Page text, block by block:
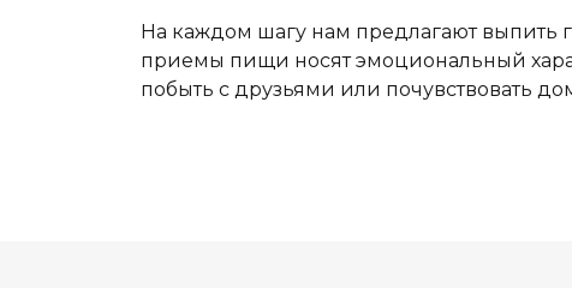
На каждом шагу нам предлагают выпить
приемы пищи носят эмоциональный
побыть с друзьями или почувствовать